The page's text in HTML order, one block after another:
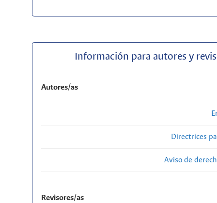
Información para autores y
Autores/as
Directrices
Aviso de
Revisores/as